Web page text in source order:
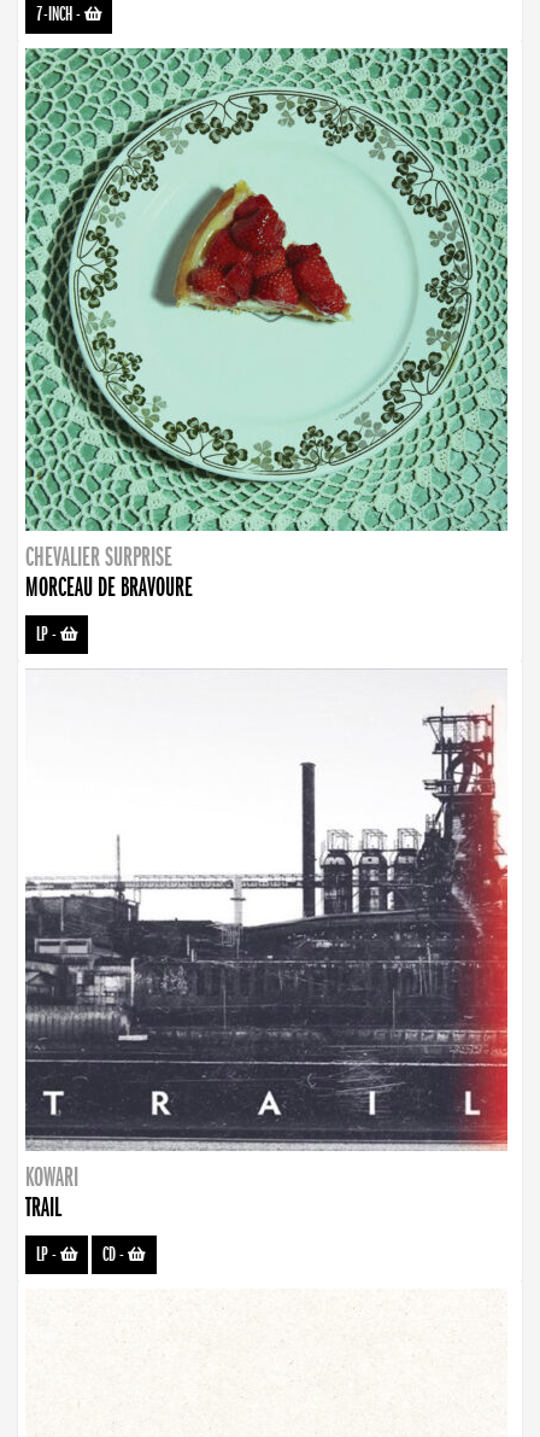
7-INCH-
CHEVALIER SURPRISE
MORCEAU DE BRAVOURE
LP-
KOWARI
TRAIL
LP- CD-